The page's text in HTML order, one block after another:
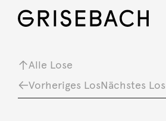
Alle Lose
Vorheriges LosNächstes Los